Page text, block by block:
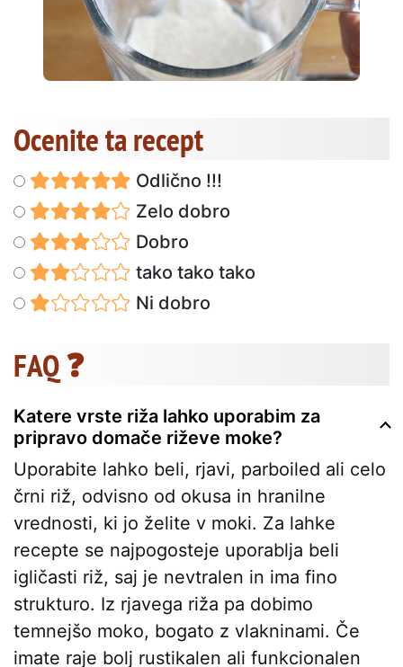
Ocenite ta recept
Odlično !!!
Zelo dobro
Dobro
tako tako tako
Ni dobro
FAQ ❓
Katere vrste riža lahko uporabim za
pripravo domače riževe moke?
Uporabite lahko beli, rjavi, parboiled ali celo
črni riž, odvisno od okusa in hranilne
vrednosti, ki jo želite v moki. Za lahke
recepte se najpogosteje uporablja beli
igličasti riž, saj je nevtralen in ima fino
strukturo. Iz rjavega riža pa dobimo
temnejšo moko, bogato z vlakninami. Če
imate raje bolj rustikalen ali funkcionalen